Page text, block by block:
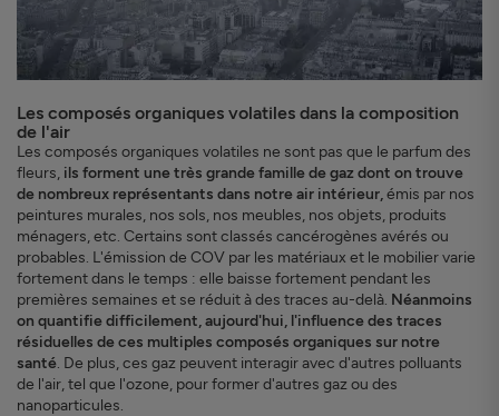
Les composés organiques volatiles dans la composition
de l'air
Les composés organiques volatiles ne sont pas que le parfum des
fleurs, ils forment une très grande famille de gaz dont on trouve
de nombreux représentants dans notre air intérieur,émis par nos
peintures murales, nos sols, nos meubles, nos objets, produits
ménagers, etc. Certains sont classés cancérogènes avérés ou
probables. L'émission de COV par les matériaux et le mobilier varie
fortement dans le temps : elle baisse fortement pendant les
premières semaines et se réduit à des traces au-delà. Néanmoins
on quantifie difficilement, aujourd'hui, l'influence des traces
résiduelles de ces multiples composés organiques sur notre
santé. De plus, ces gaz peuvent interagir avec d'autres polluants
de l'air, tel que l'ozone, pour former d'autres gaz ou des
nanoparticules.